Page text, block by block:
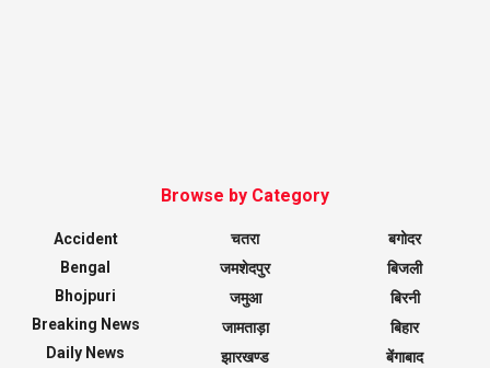
Browse by Category
Accident
Bengal
Bhojpuri
Breaking News
Daily News
चतरा
जमशेदपुर
जमुआ
जामताड़ा
झारखण्ड
बगोदर
बिजली
बिरनी
बिहार
बेंगाबाद